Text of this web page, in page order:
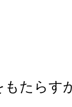
もたら